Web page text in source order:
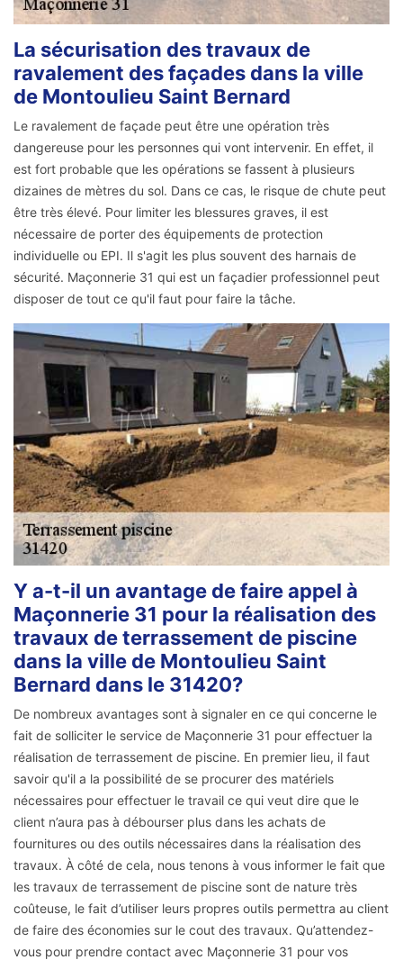
La sécurisation des travaux de
ravalement des façades dans la ville
de Montoulieu Saint Bernard
Le ravalement de façade peut être une opération très
dangereuse pour les personnes qui vont intervenir. En effet, il
est fort probable que les opérations se fassent à plusieurs
dizaines de mètres du sol. Dans ce cas, le risque de chute peut
être très élevé. Pour limiter les blessures graves, il est
nécessaire de porter des équipements de protection
individuelle ou EPI. Il s'agit les plus souvent des harnais de
sécurité. Maçonnerie 31 qui est un façadier professionnel peut
disposer de tout ce qu'il faut pour faire la tâche.
Y a-t-il un avantage de faire appel à
Maçonnerie 31 pour la réalisation des
travaux de terrassement de piscine
dans la ville de Montoulieu Saint
Bernard dans le 31420?
De nombreux avantages sont à signaler en ce qui concerne le
fait de solliciter le service de Maçonnerie 31 pour effectuer la
réalisation de terrassement de piscine. En premier lieu, il faut
savoir qu'il a la possibilité de se procurer des matériels
nécessaires pour effectuer le travail ce qui veut dire que le
client n’aura pas à débourser plus dans les achats de
fournitures ou des outils nécessaires dans la réalisation des
travaux. À côté de cela, nous tenons à vous informer le fait que
les travaux de terrassement de piscine sont de nature très
coûteuse, le fait d’utiliser leurs propres outils permettra au client
de faire des économies sur le cout des travaux. Qu’attendez-
vous pour prendre contact avec Maçonnerie 31 pour vos